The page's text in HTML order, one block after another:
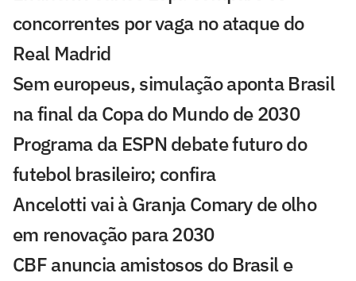
concorrentes por vaga no ataque do
Real Madrid
Sem europeus, simulação aponta Brasil
na final da Copa do Mundo de 2030
Programa da ESPN debate futuro do
futebol brasileiro; confira
Ancelotti vai à Granja Comary de olho
em renovação para 2030
CBF anuncia amistosos do Brasil e